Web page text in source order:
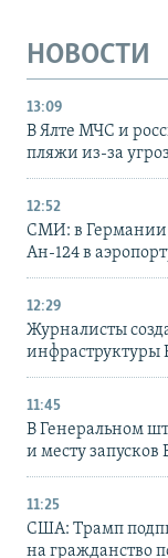
НОВОСТИ
13:09
В Ялте МЧС и
пляжи из-за
12:52
СМИ: в Германии
Ан-124 в
12:29
Журналисты
инфраструктуры
11:45
В Генеральном
и месту
11:25
США: Трамп
на гражданство